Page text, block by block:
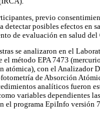
previo
detectar posibles efectos en
de evaluación en salud
se analizaron en el
el método EPA 7473
atómica), con el Analizador
de Absorción
analíticos fueron
variables dependientes
el programa EpiInfo versión